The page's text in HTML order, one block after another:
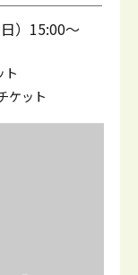
）15:00～
ト
ケット